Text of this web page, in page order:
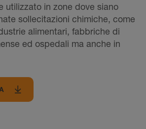
utilizzato in zone dove siano
sollecitazioni chimiche, come
alimentari, fabbriche di
ed ospedali ma anche in